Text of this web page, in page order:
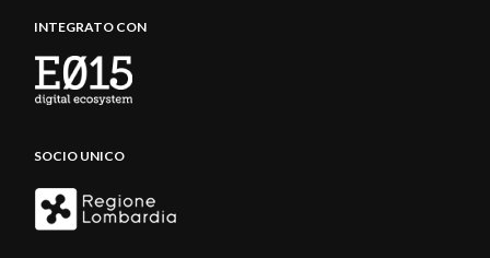
INTEGRATO CON
SOCIO UNICO